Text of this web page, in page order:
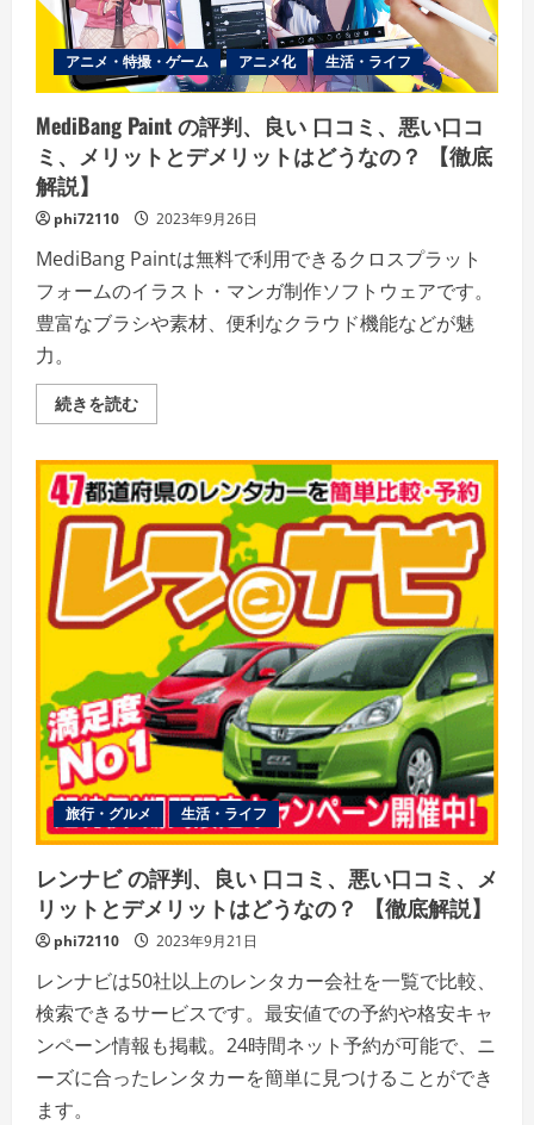
デ
メ
リ
ッ
ト!!
【徹
底
解
説】
の
を
覧
く
だ
さ
い
アニメ・特撮・ゲーム アニメ化 生活・ライフ
MediBang Paint の評判、良い 口コミ、悪い口コ
ミ、メリットとデメリットはどうなの？ 【徹底
解説】
phi72110 2023年9月26日
MediBang Paintは無料で利用できるクロスプラット
フォームのイラスト・マンガ制作ソフトウェアです。
豊富なブラシや素材、便利なクラウド機能などが魅
力。
続きを読むMediBang
Paint
判、
良
い
口
コ
ミ、
悪
い
口
コ
ミ、
リ
ッ
ト
と
デ
メ
リ
ト
は
ど
う
な
の？
【徹
底
解
説】
の
詳
細
を
ご
覧
く
だ
旅行・グルメ 生活・ライフ
レンナビ の評判、良い 口コミ、悪い口コミ、メ
リットとデメリットはどうなの？ 【徹底解説】
phi72110 2023年9月21日
レンナビは50社以上のレンタカー会社を一覧で比較、
検索できるサービスです。最安値での予約や格安キャ
ンペーン情報も掲載。24時間ネット予約が可能で、ニ
ーズに合ったレンタカーを簡単に見つけることができ
ます。